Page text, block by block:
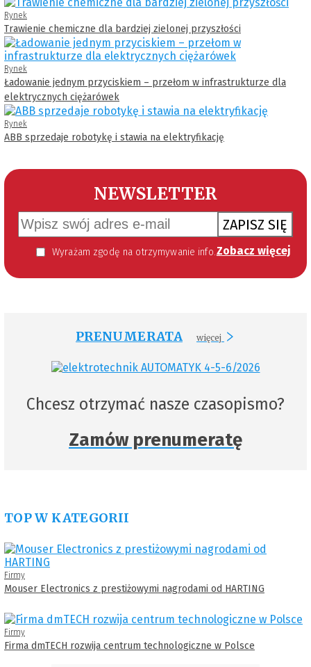
Rynek
Trawienie chemiczne dla bardziej zielonej przyszłości
Rynek
Ładowanie jednym przyciskiem – przełom w infrastrukturze dla
elektrycznych ciężarówek
Rynek
ABB sprzedaje robotykę i stawia na elektryfikację
NEWSLETTER
ZAPISZ SIĘ
Wyrażam zgodę na otrzymywanie informacji handlowej kierowanej do mnie za pomocą środków komunikacji elektronicznej w szczególności poczty elektronicznej zgodnie z przepisem art. 10 ust 2 ustawy z dnia 18 lipca 2002 roku o świadczeniu usług drogą elektroniczną (Dz. U. 144 z 2002 r. poz. 1204). Zgoda jest dobrowolna, jednak jej wyrażenie jest konieczne, aby otrzymywać newsletter. Zobacz więcej
PRENUMERATA więcej
Chcesz otrzymać nasze czasopismo?
Zamów prenumeratę
TOP W KATEGORII
Firmy
Mouser Electronics z prestiżowymi nagrodami od HARTING
Firmy
Firma dmTECH rozwija centrum technologiczne w Polsce